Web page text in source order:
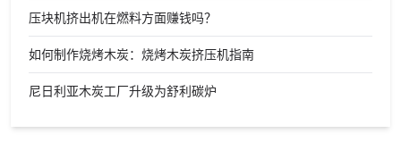
压块机挤出机在燃料方面赚钱吗？
如何制作烧烤木炭：烧烤木炭挤压机指南
尼日利亚木炭工厂升级为舒利碳炉